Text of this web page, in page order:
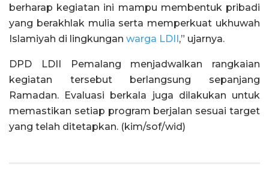
berharap kegiatan ini mampu membentuk pribadi
yang berakhlak mulia serta memperkuat ukhuwah
Islamiyah di lingkungan warga LDII,” ujarnya.
DPD LDII Pemalang menjadwalkan rangkaian
kegiatan tersebut berlangsung sepanjang
Ramadan. Evaluasi berkala juga dilakukan untuk
memastikan setiap program berjalan sesuai target
yang telah ditetapkan. (kim/sof/wid)